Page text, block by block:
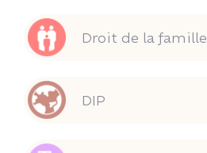
Droit de la famille
DIP